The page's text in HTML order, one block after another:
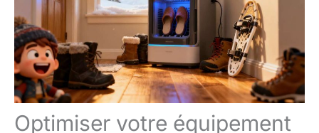
Optimiser votre équipement